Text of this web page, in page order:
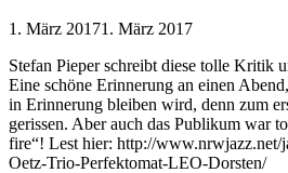
1. März 20171. März 2017
Stefan Pieper schreibt diese tolle Kritik
Eine schöne Erinnerung an einen
in Erinnerung bleiben wird, denn zum
gerissen. Aber auch das Publikum war
fire“! Lest hier: http://www.nrwjazz.net/
Oetz-Trio-Perfektomat-LEO-Dorsten/